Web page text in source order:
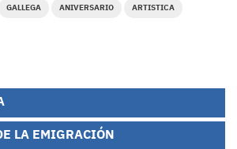
GALLEGA ANIVERSARIO ARTISTICA
LA EMIGRACIÓN